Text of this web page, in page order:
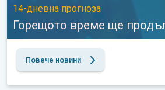
14-дневна прогноза
Горещото време ще
Повече новини